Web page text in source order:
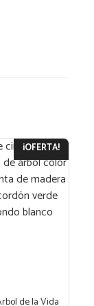
¡OFERTA!
de la Vida